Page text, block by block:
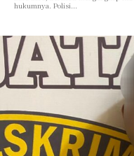
GAYA HIDUP
TENTANG KAMI
GAYA HIDUP
TENTANG KAMI
hukumnya. Polisi...